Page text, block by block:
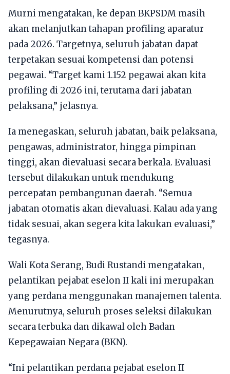
Murni mengatakan, ke depan BKPSDM masih
akan melanjutkan tahapan profiling aparatur
pada 2026. Targetnya, seluruh jabatan dapat
terpetakan sesuai kompetensi dan potensi
pegawai. “Target kami 1.152 pegawai akan kita
profiling di 2026 ini, terutama dari jabatan
pelaksana,” jelasnya.
Ia menegaskan, seluruh jabatan, baik pelaksana,
pengawas, administrator, hingga pimpinan
tinggi, akan dievaluasi secara berkala. Evaluasi
tersebut dilakukan untuk mendukung
percepatan pembangunan daerah. “Semua
jabatan otomatis akan dievaluasi. Kalau ada yang
tidak sesuai, akan segera kita lakukan evaluasi,”
tegasnya.
Wali Kota Serang, Budi Rustandi mengatakan,
pelantikan pejabat eselon II kali ini merupakan
yang perdana menggunakan manajemen talenta.
Menurutnya, seluruh proses seleksi dilakukan
secara terbuka dan dikawal oleh Badan
Kepegawaian Negara (BKN).
“Ini pelantikan perdana pejabat eselon II